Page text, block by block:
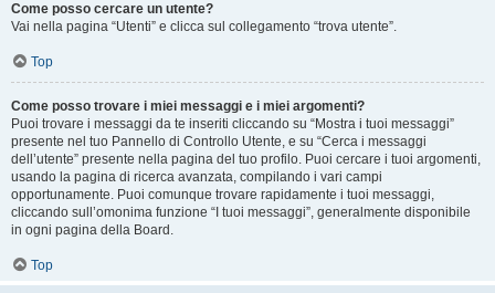
Come posso cercare un utente?
Vai nella pagina “Utenti” e clicca sul collegamento “trova utente”.
Top
Come posso trovare i miei messaggi e i miei argomenti?
Puoi trovare i messaggi da te inseriti cliccando su “Mostra i tuoi messaggi”
presente nel tuo Pannello di Controllo Utente, e su “Cerca i messaggi
dell’utente” presente nella pagina del tuo profilo. Puoi cercare i tuoi argomenti,
usando la pagina di ricerca avanzata, compilando i vari campi
opportunamente. Puoi comunque trovare rapidamente i tuoi messaggi,
cliccando sull’omonima funzione “I tuoi messaggi”, generalmente disponibile
in ogni pagina della Board.
Top